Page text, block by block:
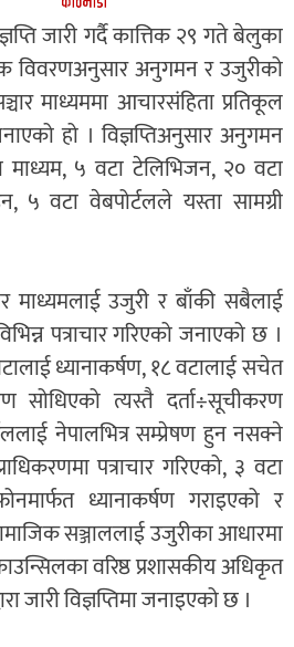
जारी गर्दै कात्तिक २९ गते बेलुका
विवरणअनुसार अनुगमन र उजुरीको
माध्यममा आचारसंहिता प्रतिकूल
हो । विज्ञप्तिअनुसार अनुगमन
५ वटा टेलिभिजन, २० वटा
५ वटा वेबपोर्टलले यस्ता सामग्री
माध्यमलाई उजुरी र बाँकी सबैलाई
पत्राचार गरिएको जनाएको छ ।
ध्यानाकर्षण, १८ वटालाई सचेत
सोधिएको त्यस्तै दर्ता÷सूचीकरण
नेपालभित्र सम्प्रेषण हुन नसक्ने
पत्राचार गरिएको, ३ वटा
ध्यानाकर्षण गराइएको र
सञ्जाललाई उजुरीका आधारमा
वरिष्ठ प्रशासकीय अधिकृत
जारी विज्ञप्तिमा जनाइएको छ ।